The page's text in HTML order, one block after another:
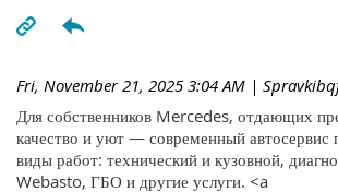
Fri, November 21, 2025 3:04 AM |
Для собственников Mercedes, отдающих
качество и уют — современный автосервис
виды работ: технический и кузовной,
Webasto, ГБО и другие услуги. <a